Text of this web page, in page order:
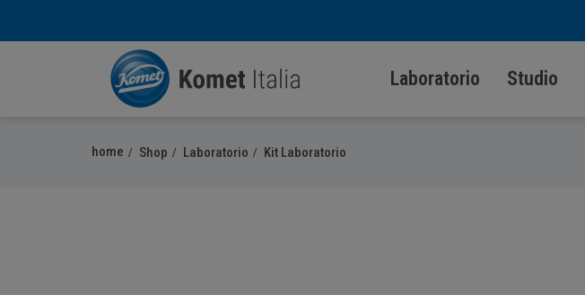
Laboratorio Studio
home Shop Laboratorio Kit Laboratorio